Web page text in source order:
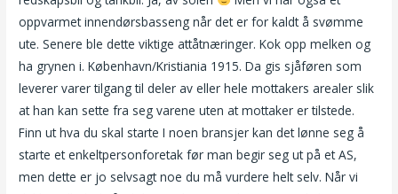
oppvarmet innendørsbasseng når det er for kaldt å svømme
ute. Senere ble dette viktige attåtnæringer. Kok opp melken og
ha grynen i. København/Kristiania 1915. Da gis sjåføren som
leverer varer tilgang til deler av eller hele mottakers arealer slik
at han kan sette fra seg varene uten at mottaker er tilstede.
Finn ut hva du skal starte I noen bransjer kan det lønne seg å
starte et enkeltpersonforetak før man begir seg ut på et AS,
men dette er jo selvsagt noe du må vurdere helt selv. Når vi